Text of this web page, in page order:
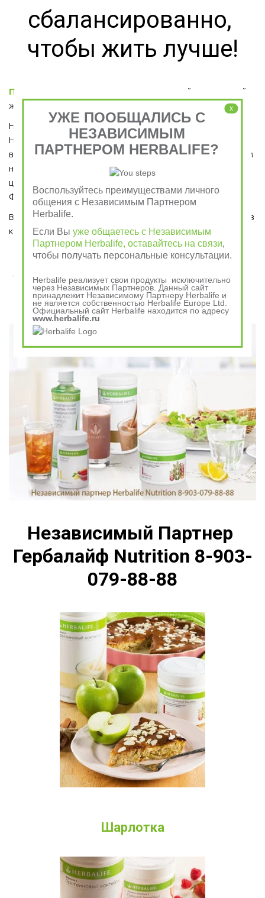
сбалансированно,
чтобы жить лучше!
Правильное питание
- это основа активной и энергичной
жизни.
Начните и Вы свой день со сбалансированного завтрака от
Herbalife Nutrition, как это уже сделали миллионы людей во
всем мире, которые каждое утро завтракают Растительным
напитком на основе Алоэ, приготовленного из самого
ценного сорта Алоэ Вера, Протеиновым коктейлем
Формула 1 и Травяным тонизирующим напитком (чай).
Ведь завтрак является важным приемом пищи, который ни в
коем случае пропускать нельзя!
отдай врагу
Говорили в древности
Независимый Партнер
Гербалайф Nutrition 8-903-
079-88-88
Шарлотка
x
УЖЕ ПООБЩАЛИСЬ С
НЕЗАВИСИМЫМ
ПАРТНЕРОМ HERBALIFE?
Воспользуйтесь преимуществами личного
общения с Независимым Партнером
Herbalife.
Если Выуже общаетесь с Независимым
Партнером Herbalife, оставайтесь на связи,
чтобы получать персональные консультации.
Herbalife реализует свои продукты исключительно
через Независимых Партнеров. Данный сайт
принадлежит Независимому Партнеру Herbalife и
не является собственностью Herbalife Europe Ltd.
Официальный сайт Herbalife находится по адресу
www.herbalife.ru